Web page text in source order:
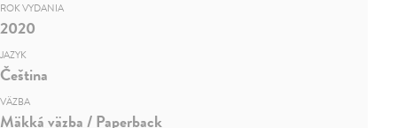
ROK VYDANIA
2020
JAZYK
Čeština
VÄZBA
Mäkká väzba / Paperback